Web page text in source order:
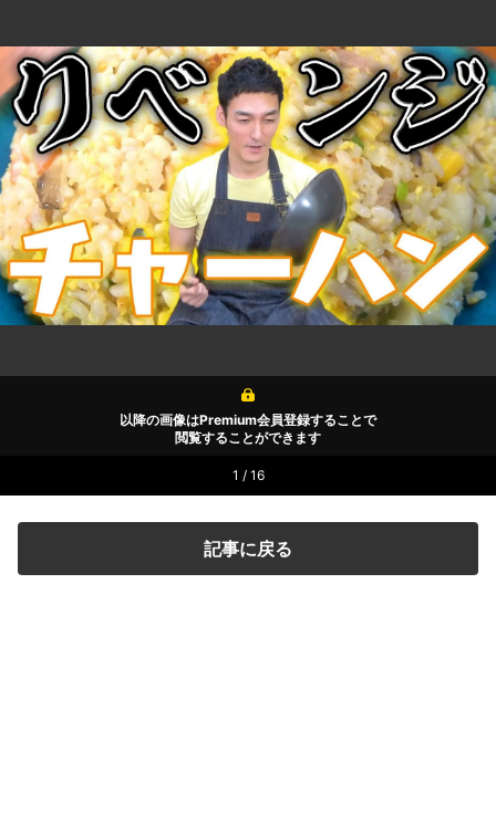
以降の画像はPremium会員登録することで
閲覧することができます
1 / 16
記事に戻る